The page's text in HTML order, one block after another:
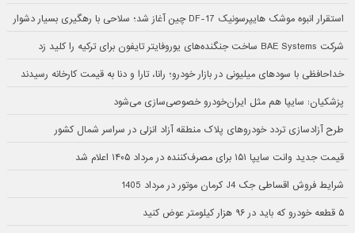
استقرار انبوه موشک هایپرسونیک DF-17 چین آغاز شد؛ سلاحی با رهگیری بسیار دشوار
شرکت BAE Systems ساخت جنگنده‌های یوروفایتر تایفون برای ترکیه را کلید زد
خداحافظی با سودهای میلیونی در بازار خودرو؛ رانا، تارا و دنا به قیمت کارخانه رسیدند
پزشکیان: سایپا هم مثل ایران‌خودرو خصوصی‌سازی می‌شود
طرح آزادسازی تردد خودروهای پلاک منطقه آزاد انزلی در سراسر شمال کشور
قیمت جدید وانت سایپا ۱۵۱ برای مصرف‌کننده در مرداد ۱۴۰۵ اعلام شد
شرایط فروش اقساطی جک J4 کرمان موتور در مرداد 1405
۵ قطعه خودرو که باید در ۹۶ هزار کیلومتر عوض کنید